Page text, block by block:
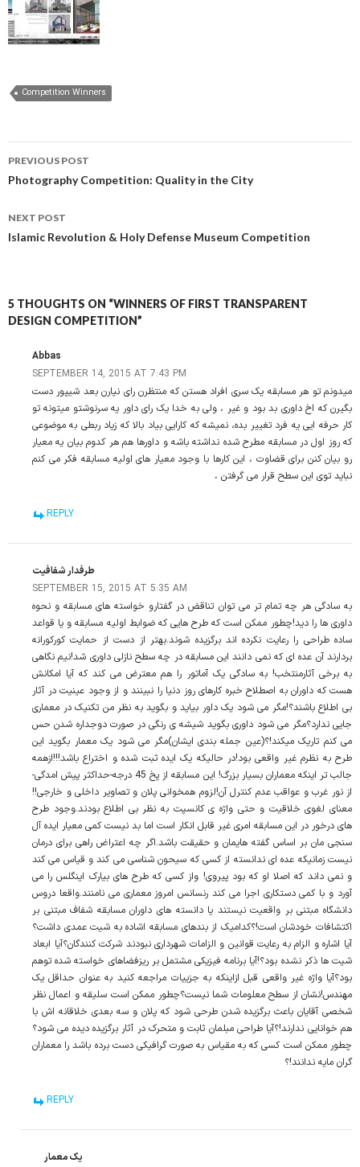
Competition Winners
Post
navigation
PREVIOUS POST
Photography Competition: Quality in the City
NEXT POST
Islamic Revolution & Holy Defense Museum Competition
5 THOUGHTS ON “WINNERS OF FIRST TRANSPARENT
DESIGN COMPETITION”
Abbas
SEPTEMBER 14, 2015 AT 7:43 PM
میدونم تو هر مسابقه یک سری افراد هستن که منتظرن رای نیارن بعد شیپور دست
بگیرن که اخ داوری بد بود و غیر ، ولی به خدا یک رای داور یه سرنوشتو میتونه تو
کار حرفه ایی یه فرد تغییر بده، نمیشه که کارایی بیاد بالا که زیاد ربطی به موضوعی
که روز اول در مسابقه مطرح شده نداشته باشه و داورها هم هر کدوم بیان یه معیار
رو بیان کنن برای قضاوت ، این کارها با وجود معیار های اولیه مسابقه فکر می کنم
نباید توی این سطح قرار می گرفتن ،
REPLY
طرفدار شفافیت
SEPTEMBER 15, 2015 AT 5:35 AM
به سادگی هر چه تمام تر می توان تناقض در گفتارو خواسته های مسابقه و نحوه
داوری ها را دید!چطور ممکن است که طرح هایی که ضوابط اولیه مسابقه و یا قواعد
ساده طراحی را رعایت نکرده اند برگزیده شوند.بهتر از دست از حمایت کورکورانه
بردارند آن عده ای که نمی دانند این مسابقه در چه سطح نازلی داوری شد!نیم نگاهی
به برخی آثارمنتخب! به سادگی یک آماتور را هم معترض می کند که آیا امکانش
هست که داوران به اصطلاح خبره کارهای روز دنیا را نبینند و از وجود عینیت در آثار
بی اطلاع باشند؟!مگر می شود یک داور بیاید و بگوید به نظر من تکنیک در معماری
جایی ندارد؟مگر می شود داوری بگوید شیشه ی رنگی در صورت دوجداره شدن حس
می کنم تاریک میکند!؟(عین جمله بندی ایشان)مگر می شود یک معمار بگوید این
طرح به نظرم غیر واقعی بود!در حالیکه یک ایده ثبت شده و اختراع باشد!!!ازهمه
جالب تر اینکه معماران بسیار بزرگ! این مسابقه از پخ 45 درجه-حداکثر پیش امدگی-
از نور غرب و عواقب عدم کنترل آن!لزوم همخوانی پلان و تصاویر داخلی و خارجی!!
معنای لغوی خلاقیت و حتی واژه ی کانسپت به نظر بی اطلاع بودند.وجود طرح
های درخور در این مسابقه امری غیر قابل انکار است اما بد نیست کمی معیار ایده آل
سنجی مان بر اساس گفته هایمان و حقیقت باشد.اگر چه اعتراض راهی برای درمان
نیست زمانیکه عده ای ندانسته از کسی که سیحون شناسی می کند و قیاس می کند
و نمی داند که اصلا او که بود پیروی! واز کسی که طرح های بیارک اینگلس را می
آورد و با کمی دستکاری اجرا می کند رنسانس امروز معماری می نامنند.واقعا دروس
دانشگاه مبتنی بر واقعیت نیستند یا دانسته های داوران مسابقه شفاف مبتنی بر
اکتشافات خودشان است!؟کدامیک از بندهای مسابقه اشاده به شیت عمدی داشت؟
آیا اشاره و الزام به رعایت قوانین و الزامات شهرداری نبودند شرکت کنندگان؟آیا ابعاد
شیت ها ذکر نشده بود؟!آیا برنامه فیزیکی مشتمل بر ریزفضاهای خواسته شده توهم
بود؟آیا واژه غیر واقعی قبل ازاینکه به جزییات مراجعه کنید به عنوان حداقل یک
مهندس!نشان از سطح معلومات شما نیست؟چطور ممکن است سلیقه و اعمال نظر
شخصی آقایان باعث برگزیده شدن طرحی شود که پلان و سه بعدی خلاقانه اش با
هم خوانایی ندارند!؟آیا طراحی مبلمان ثابت و متحرک در آثار برگزیده دیده می شود؟
چطور ممکن است کسی که به مقیاس به صورت گرافیکی دست برده باشد را معماران
گران مایه ندانند!؟
REPLY
یک معمار